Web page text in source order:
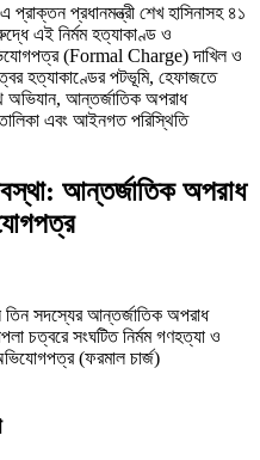
ও…
বিশ্বব্যাংক, ইসলামী
প্রধানমন্ত্রী শেখ হাসিনাসহ ৪১
এই নির্মম হত্যাকাণ্ড ও
(Formal Charge) দাখিল ও
হত্যাকাণ্ডের পটভূমি, হেফাজতে
অভিযান, আন্তর্জাতিক অপরাধ
এবং আইনগত পরিস্থিতি
আন্তর্জাতিক অপরাধ
তিন সদস্যের আন্তর্জাতিক অপরাধ
চত্বরে সংঘটিত নির্মম গণহত্যা ও
(ফরমাল চার্জ)